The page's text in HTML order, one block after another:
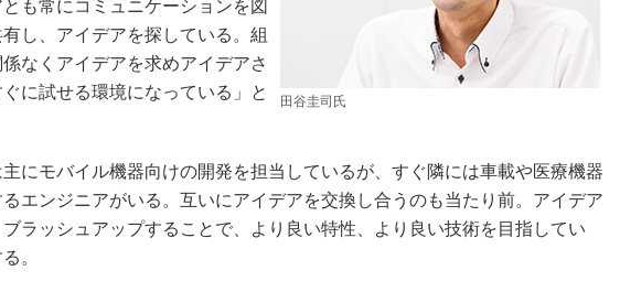
田谷圭司氏
も常にコミュニケーションを図
し、アイデアを探している。組
なくアイデアを求めアイデアさ
に試せる環境になっている」と
にモバイル機器向けの開発を担当しているが、すぐ隣には車載や医療機器
エンジニアがいる。互いにアイデアを交換し合うのも当たり前。アイデア
ラッシュアップすることで、より良い特性、より良い技術を目指してい
。